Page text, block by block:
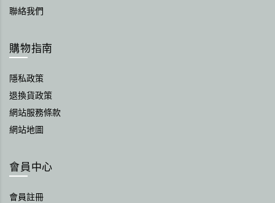
聯絡我們
購物指南
隱私政策
退換貨政策
網站服務條款
網站地圖
會員中心
會員註冊